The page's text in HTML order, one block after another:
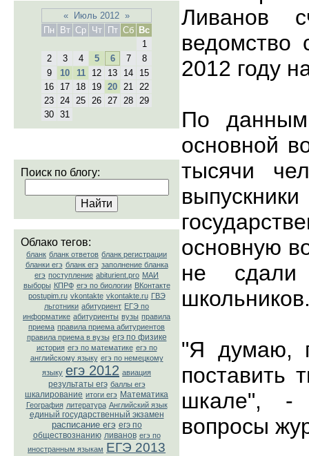
« Июль 2012 »
Пн
Вт Ср Чт Пт Сб Вс
1
2
3 4 5 6 7
8
9
10 11 12 13 14
15
16
17 18 19 20 21 22
23 24 25 26 27 28 29
30 31
Поиск по блогу:
Облако тегов:
бланк бланк ответов бланк регистрации
бланки егэ бланк егэ заполнение бланка
егэ поступление abiturient.pro МАИ
выборы КПРФ егэ по биологии ВКонтакте
postupim.ru vkontakte vkontakte.ru ГВЭ
льготники абитуриент ЕГЭ по
информатике абитуриенты вузы правила
приема правила приема абитуриентов
правила приема в вузы егэ по физике
история егэ по математике егэ по
английскому языку егэ по немецкому
языку егэ 2012 авиация
результаты егэ баллы егэ
шкалирование итоги егэ Математика
География литература Английский язык
единый государственный экзамен
расписание егэ егэ по
обществознанию ливанов егэ по
иностранным языкам ЕГЭ 2013
Ливанов
ведомство
2012 году
По
основной
тысячи
основную
не сдали
"Я думаю,
поставить
шкале", -
вопросы